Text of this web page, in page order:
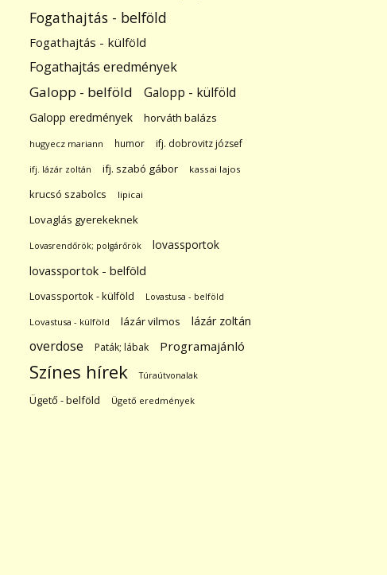
Fogathajtás - belföld
Fogathajtás - külföld
Fogathajtás eredmények
Galopp - belföld Galopp - külföld
Galopp eredmények horváth balázs
hugyecz mariann humor ifj. dobrovitz józsef
ifj. lázár zoltán ifj. szabó gábor kassai lajos
krucsó szabolcs lipicai
Lovaglás gyerekeknek
Lovasrendőrök; polgárőrök
lovassportok
lovassportok - belföld
Lovassportok - külföld Lovastusa - belföld
Lovastusa - külföld lázár vilmos lázár zoltán
overdose Paták; lábak Programajánló
Színes hírek Túraútvonalak
Ügető - belföld Ügető eredmények